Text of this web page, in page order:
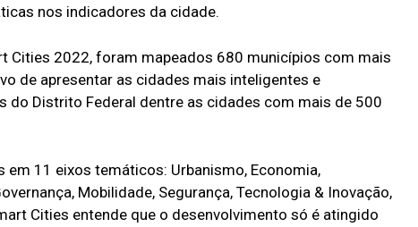
nos indicadores da cidade.
Cities 2022, foram mapeados 680 municípios com mais
de apresentar as cidades mais inteligentes e
do Distrito Federal dentre as cidades com mais de 500
11 eixos temáticos: Urbanismo, Economia,
Mobilidade, Segurança, Tecnologia & Inovação,
Cities entende que o desenvolvimento só é atingido